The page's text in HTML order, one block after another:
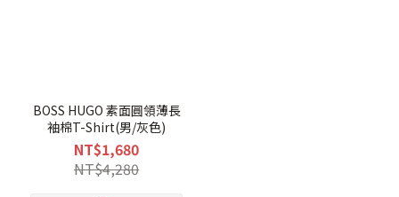
BOSS HUGO 素面圓領薄長
袖棉T-Shirt(男/灰色)
NT$1,680
NT$4,280